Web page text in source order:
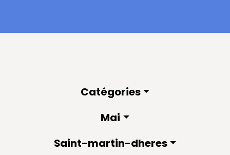
Catégories
Mai
Saint-martin-dheres